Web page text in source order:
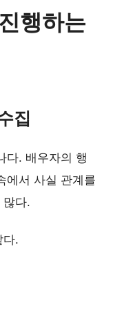
행하는
집
다. 배우자의 행
에서 사실 관계를
많다.
다.